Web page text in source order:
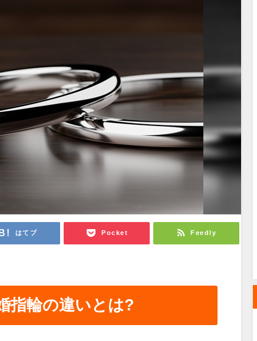
はてブ Pocket Feedly
指輪の違いとは?